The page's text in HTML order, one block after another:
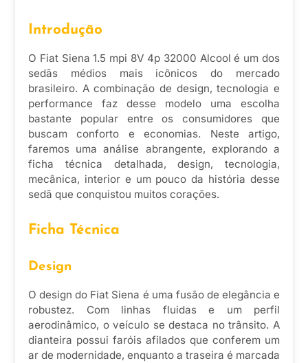
Introdução
O Fiat Siena 1.5 mpi 8V 4p 32000 Alcool é um dos
sedãs médios mais icônicos do mercado
brasileiro. A combinação de design, tecnologia e
performance faz desse modelo uma escolha
bastante popular entre os consumidores que
buscam conforto e economias. Neste artigo,
faremos uma análise abrangente, explorando a
ficha técnica detalhada, design, tecnologia,
mecânica, interior e um pouco da história desse
sedã que conquistou muitos corações.
Ficha Técnica
Design
O design do Fiat Siena é uma fusão de elegância e
robustez. Com linhas fluidas e um perfil
aerodinâmico, o veículo se destaca no trânsito. A
dianteira possui faróis afilados que conferem um
ar de modernidade, enquanto a traseira é marcada